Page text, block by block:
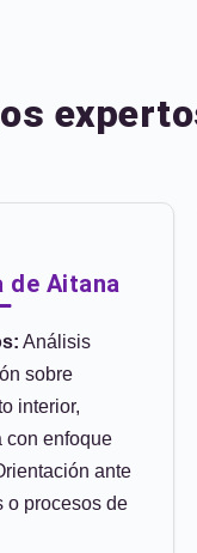
de Aitana
Análisis
sobre
interior,
con enfoque
ante
o procesos de